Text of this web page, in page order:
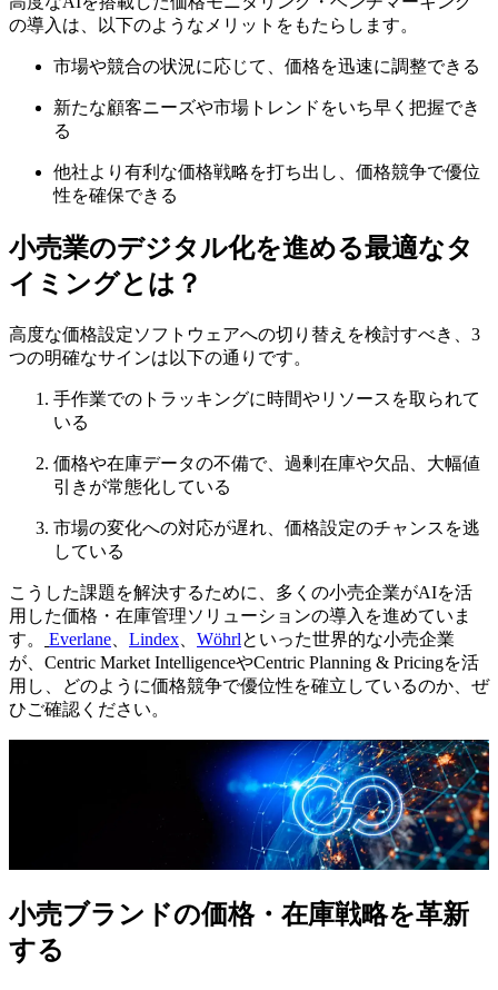
の導入は、以下のようなメリットをもたらします。
市場や競合の状況に応じて、価格を迅速に調整できる
新たな顧客ニーズや市場トレンドをいち早く把握でき
る
他社より有利な価格戦略を打ち出し、価格競争で優位
性を確保できる
小売業のデジタル化を進める最適なタ
イミングとは？
高度な価格設定ソフトウェアへの切り替えを検討すべき、3
つの明確なサインは以下の通りです。
手作業でのトラッキングに時間やリソースを取られて
いる
価格や在庫データの不備で、過剰在庫や欠品、大幅値
引きが常態化している
市場の変化への対応が遅れ、価格設定のチャンスを逃
している
こうした課題を解決するために、多くの小売企業がAIを活
用した価格・在庫管理ソリューションの導入を進めていま
す。
Everlane Lindex Wöhrlといった世界的な小売企業
が、Centric Market IntelligenceやCentric Planning & Pricingを活
用し、どのように価格競争で優位性を確立しているのか、ぜ
ひご確認ください。
小売ブランドの価格・在庫戦略を革新
する